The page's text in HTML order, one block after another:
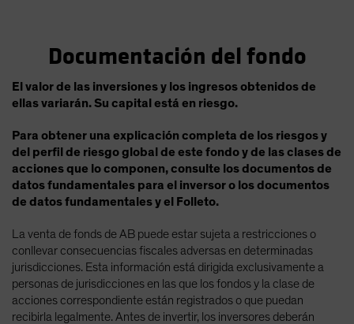
Documentación del fondo
El valor de las inversiones y los ingresos obtenidos de
ellas variarán. Su capital está en riesgo.
Para obtener una explicación completa de los riesgos y
del perfil de riesgo global de este fondo y de las clases de
acciones que lo componen, consulte los documentos de
datos fundamentales para el inversor o los documentos
de datos fundamentales y el Folleto.
La venta de fonds de AB puede estar sujeta a restricciones o
conllevar consecuencias fiscales adversas en determinadas
jurisdicciones. Esta información está dirigida exclusivamente a
personas de jurisdicciones en las que los fondos y la clase de
acciones correspondiente están registrados o que puedan
recibirla legalmente. Antes de invertir, los inversores deberán